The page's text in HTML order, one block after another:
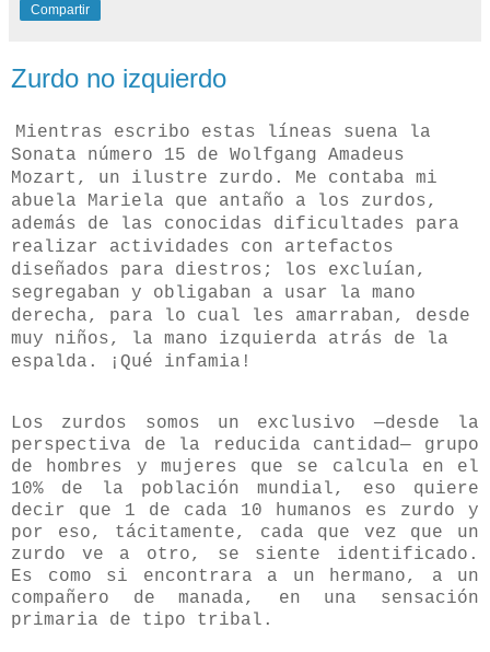
Compartir
Zurdo no izquierdo
Mientras escribo estas líneas suena la
Sonata número 15 de Wolfgang Amadeus
Mozart, un ilustre zurdo. Me contaba mi
abuela Mariela que antaño a los zurdos,
además de las conocidas dificultades para
realizar actividades con artefactos
diseñados para diestros; los excluían,
segregaban y obligaban a usar la mano
derecha, para lo cual les amarraban, desde
muy niños, la mano izquierda atrás de la
espalda. ¡Qué infamia!
Los zurdos somos un exclusivo —desde la
perspectiva de la reducida cantidad— grupo
de hombres y mujeres que se calcula en el
10% de la población mundial, eso quiere
decir que 1 de cada 10 humanos es zurdo y
por eso, tácitamente, cada que vez que un
zurdo ve a otro, se siente identificado.
Es como si encontrara a un hermano, a un
compañero de manada, en una sensación
primaria de tipo tribal.